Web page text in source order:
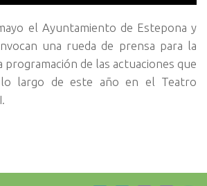
el Ayuntamiento de Estepona y
una rueda de prensa para la
programación de las actuaciones que
largo de este año en el Teatro